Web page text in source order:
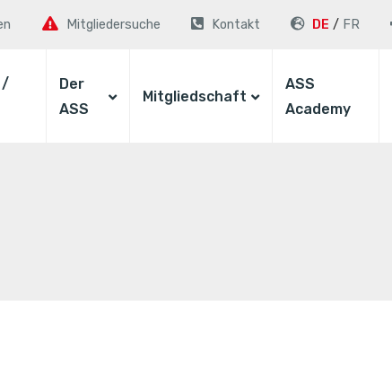
Mitgliedersuche Kontakt DE FR
/
Der
ASS
Mitgliedschaft
ASS
Academy